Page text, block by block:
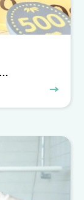
…